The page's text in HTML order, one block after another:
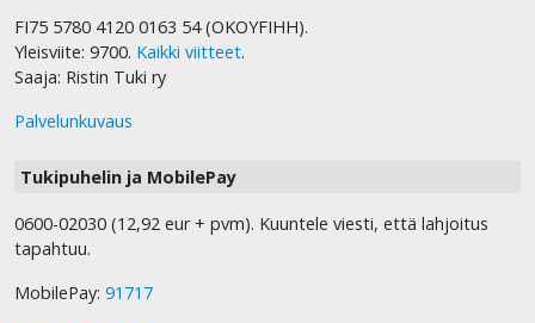
FI75 5780 4120 0163 54 (OKOYFIHH).
Yleisviite: 9700. Kaikki viitteet.
Saaja: Ristin Tuki ry
Palvelunkuvaus
Tukipuhelin ja MobilePay
0600-02030 (12,92 eur + pvm). Kuuntele viesti, että lahjoitus
tapahtuu.
MobilePay: 91717